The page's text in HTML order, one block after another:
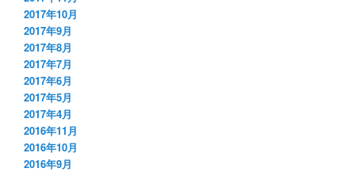
2017年10月
2017年9月
2017年8月
2017年7月
2017年6月
2017年5月
2017年4月
2016年11月
2016年10月
2016年9月